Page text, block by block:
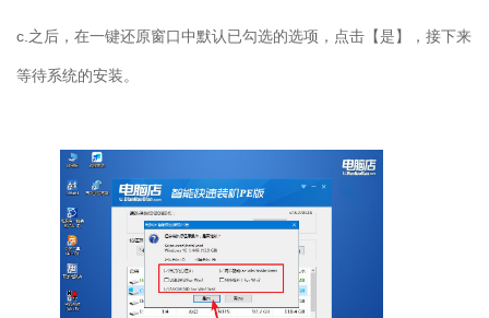
c.之后，在一键还原窗口中默认已勾选的选项，点击【是】，接下来
等待系统的安装。